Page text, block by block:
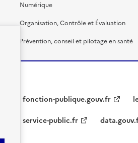
Numérique
Organisation, Contrôle et Évaluation
Prévention, conseil et pilotage en santé
fonction-publique.gouv.fr
service-public.fr